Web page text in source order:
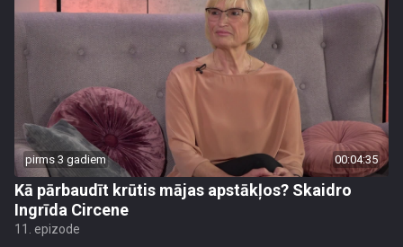
pirms 3 gadiem 00:04:35
Kā pārbaudīt krūtis mājas apstākļos? Skaidro
Ingrīda Circene
11. epizode